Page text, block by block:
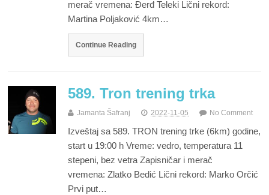
merač vremena: Đerđ Teleki Lični rekord:
Martina Poljaković 4km…
Continue Reading
589. Tron trening trka
Jamanta Šafranj 2022-11-05 No Comment
Izveštaj sa 589. TRON trening trke (6km) godine,
start u 19:00 h Vreme: vedro, temperatura 11
stepeni, bez vetra Zapisničar i merač
vremena: Zlatko Bedić Lični rekord: Marko Orčić
Prvi put…